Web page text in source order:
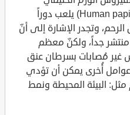
البشري(بالإنجليزية: Human papillomavirus) يلعب دوراً
وتجدر الإشارة إلى أنّ
جداً، ولكنّ معظم
غير مُصابات بسرطان عنق
أُخرى يمكن أن تؤدي
البيئة المحيطة ونمط